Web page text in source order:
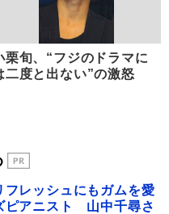
栗旬、“フジのドラマに
二度と出ない”の激怒
フレッシュにもガムを愛
ピアニスト 山中千尋さ